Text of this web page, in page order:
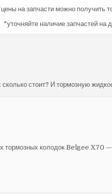
на запчасти можно получить
*уточняйте наличие запчастей на
стоит? И тормозную
тормозных колодок Belgee X70